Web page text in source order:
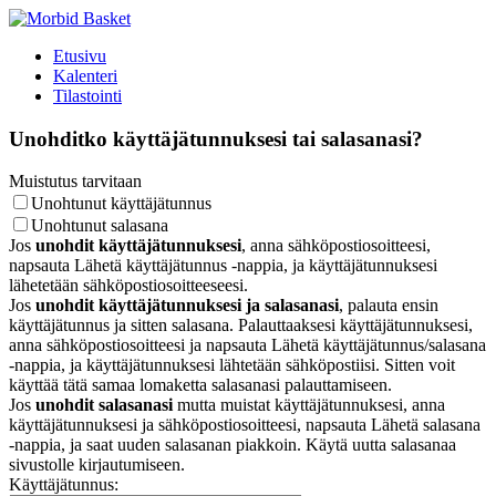
Etusivu
Kalenteri
Tilastointi
Unohditko käyttäjätunnuksesi tai salasanasi?
Muistutus tarvitaan
Unohtunut käyttäjätunnus
Unohtunut salasana
Jos unohdit käyttäjätunnuksesi, anna sähköpostiosoitteesi,
napsauta Lähetä käyttäjätunnus -nappia, ja käyttäjätunnuksesi
lähetetään sähköpostiosoitteeseesi.
Jos unohdit käyttäjätunnuksesi ja salasanasi, palauta ensin
käyttäjätunnus ja sitten salasana. Palauttaaksesi käyttäjätunnuksesi,
anna sähköpostiosoitteesi ja napsauta Lähetä käyttäjätunnus/salasana
-nappia, ja käyttäjätunnuksesi lähtetään sähköpostiisi. Sitten voit
käyttää tätä samaa lomaketta salasanasi palauttamiseen.
Jos unohdit salasanasimutta muistat käyttäjätunnuksesi, anna
käyttäjätunnuksesi ja sähköpostiosoitteesi, napsauta Lähetä salasana
-nappia, ja saat uuden salasanan piakkoin. Käytä uutta salasanaa
sivustolle kirjautumiseen.
Käyttäjätunnus: